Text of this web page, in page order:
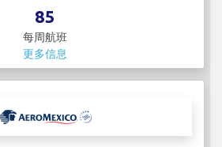
85
每周航班
更多信息